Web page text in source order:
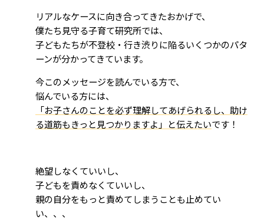
リアルなケースに向き合ってきたおかげで、
僕たち見守る子育て研究所では、
子どもたちが不登校・行き渋りに陥るいくつかのパタ
ーンが分かってきています。
今このメッセージを読んでいる方で、
悩んでいる方には、
「お子さんのことを必ず理解してあげられるし、助け
る道筋もきっと見つかりますよ」と伝えたいです！
絶望しなくていいし、
子どもを責めなくていいし、
親の自分をもっと責めてしまうことも止めてい
い、、、